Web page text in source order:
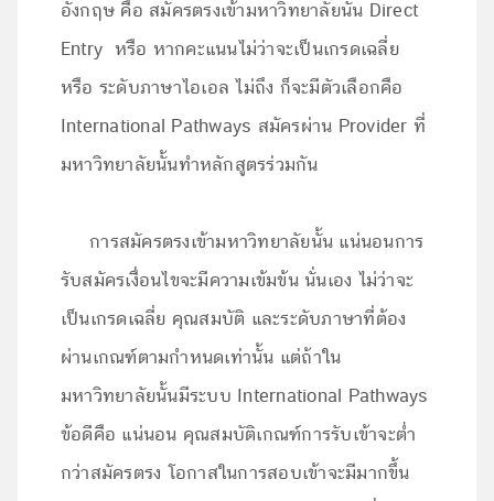
อังกฤษ คือ สมัครตรงเข้ามหาวิทยาลัยนั้น Direct
Entry หรือ หากคะแนนไม่ว่าจะเป็นเกรดเฉลี่ย
หรือ ระดับภาษาไอเอล ไม่ถึง ก็จะมีตัวเลือกคือ
International Pathways สมัครผ่าน Provider ที่
มหาวิทยาลัยนั้นทำหลักสูตรร่วมกัน
การสมัครตรงเข้ามหาวิทยาลัยนั้น แน่นอนการ
รับสมัครเงื่อนไขจะมีความเข้มข้น นั่นเอง ไม่ว่าจะ
เป็นเกรดเฉลี่ย คุณสมบัติ และระดับภาษาที่ต้อง
ผ่านเกณฑ์ตามกำหนดเท่านั้น แต่ถ้าใน
มหาวิทยาลัยนั้นมีระบบ International Pathways
ข้อดีคือ แน่นอน คุณสมบัติเกณฑ์การรับเข้าจะต่ำ
กว่าสมัครตรง โอกาสในการสอบเข้าจะมีมากขึ้น